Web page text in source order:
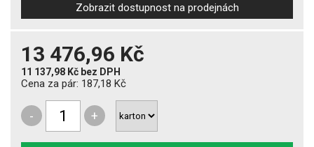
Zobrazit dostupnost na prodejnách
13 476,96 Kč
11 137,98 Kč bez DPH
Cena za pár: 187,18 Kč
- +